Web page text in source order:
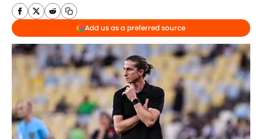
Add us as a preferred source